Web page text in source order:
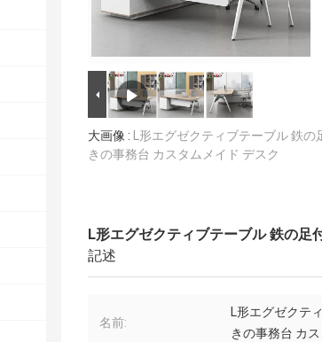
大画像 : L形エグゼクティブテーブル 鉄の
きの事務台 カスタムメイド デスク
L形エグゼクティブテーブル 鉄の足
記述
名前:
L形エグゼクテ
きの事務台 カ